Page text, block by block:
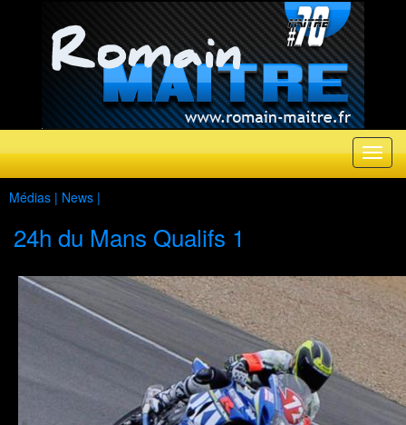
Médias | News |
24h du Mans Qualifs 1